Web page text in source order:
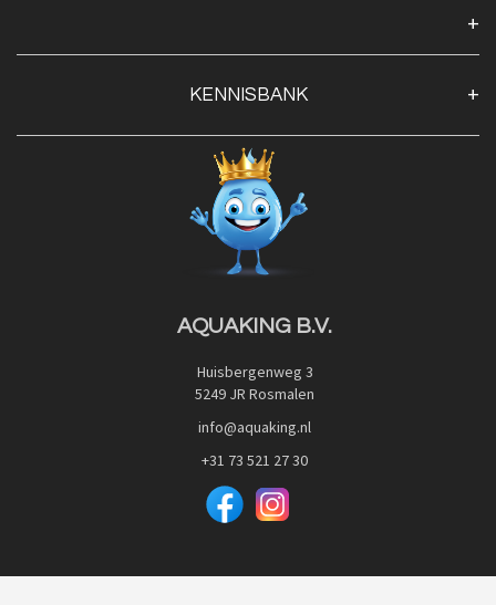
Openingstijden
Contact
Privacy Policy
Veilig betalen met:
KENNISBANK
Blog
Advies
Red Label Filter Series
Nishikigoi-Ô
JPD Japan Pet Design
AQUAKING B.V.
Huisbergenweg 3
5249 JR Rosmalen
info@aquaking.nl
+31 73 521 27 30